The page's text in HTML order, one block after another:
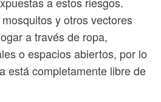
y otros vectores
a través de ropa,
o espacios abiertos, por lo
está completamente libre de